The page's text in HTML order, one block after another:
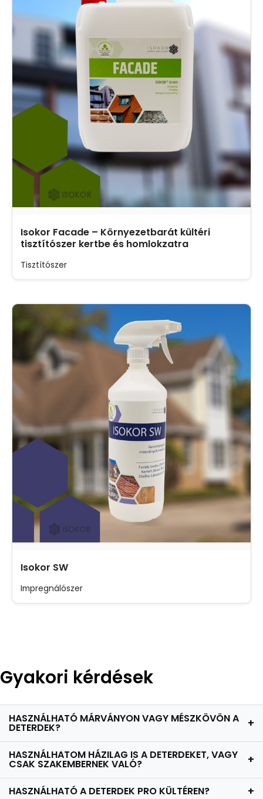
Isokor Facade – Környezetbarát kültéri
tisztítószer kertbe és homlokzatra
Tisztítószer
Isokor SW
Impregnálószer
Gyakori kérdések
HASZNÁLHATÓ MÁRVÁNYON VAGY MÉSZKÖVÖN A
DETERDEK? +
HASZNÁLHATOM HÁZILAG IS A DETERDEKET, VAGY
CSAK SZAKEMBERNEK VALÓ? +
HASZNÁLHATÓ A DETERDEK PRO KÜLTÉREN? +